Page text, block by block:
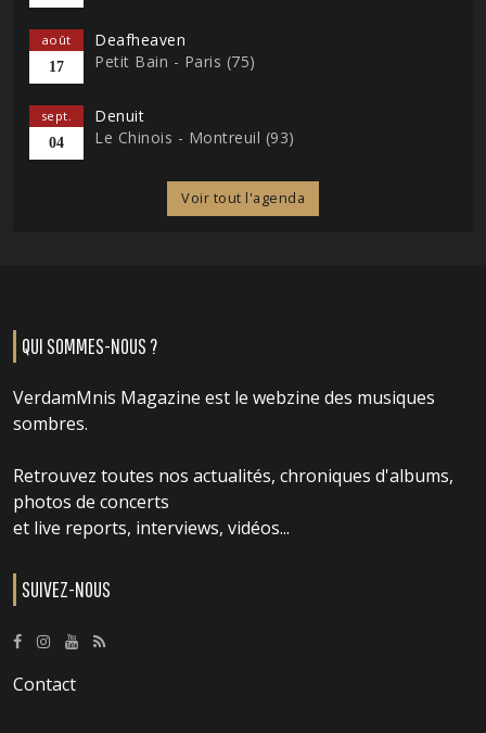
août
17
Deafheaven
Petit Bain - Paris (75)
sept.
04
Denuit
Le Chinois - Montreuil (93)
Voir tout l'agenda
QUI SOMMES-NOUS ?
VerdamMnis Magazine est le webzine des musiques
sombres.
Retrouvez toutes nos actualités, chroniques d'albums,
photos de concerts
et live reports, interviews, vidéos...
SUIVEZ-NOUS
Contact